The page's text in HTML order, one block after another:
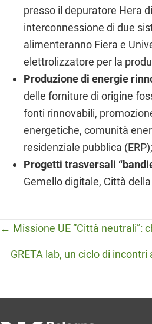
presso il depuratore Hera
interconnessione di due
alimenteranno Fiera e
elettrolizzatore per la
Produzione di energie
delle forniture di origine
fonti rinnovabili,
energetiche, comunità
residenziale pubblica (ERP);
Progetti trasversali
Gemello digitale, Città
Posts
navigation
← Missione UE “Città neutrali”:
GRETA lab, un ciclo di